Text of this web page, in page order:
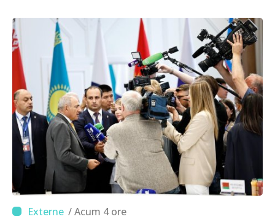
corectă”
/ Acum 4 ore